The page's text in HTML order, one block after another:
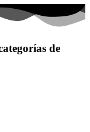
de